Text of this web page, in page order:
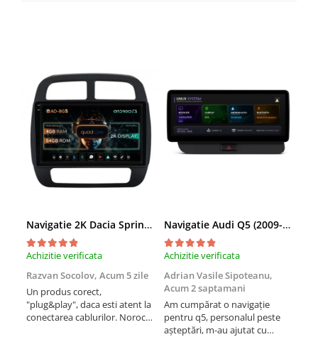
Navigatie 2K Dacia Spring (2021- Prezent), Android, S-Quadcore / 4GB RAM + 64GB ROM, 9.5 Inch - AD-BGS90042K+AD-BGRKIT366V4s
Achizitie verificata
Razvan Socolov, Acum 5 zile
Un produs corect,
"plug&play", daca esti atent la
conectarea cablurilor. Noroc
Navigatie Audi Q5 (2009-2017), Linux OS & OEM, MMI 3G, CarPlay & Android Auto Wireless, MirrorLink, Camera AHD, 12.3 Inch - AD-BGAALNXH+AD-BGRKITQ5002
Achizitie verificata
Adrian Vasile Sipoteanu,
Acum 2 saptamani
Am cumpărat o navigație
pentru q5, personalul peste
așteptări, m-au ajutat cu